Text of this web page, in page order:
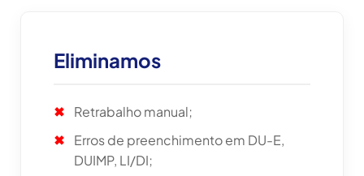
Eliminamos
Retrabalho manual;
Erros de preenchimento em DU-E,
DUIMP, LI/DI;